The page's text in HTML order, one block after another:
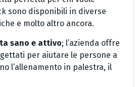
sono disponibili in diverse
e molto altro ancora.
sano e attivo; l’azienda offre
per aiutare le persone a
l’allenamento in palestra, il